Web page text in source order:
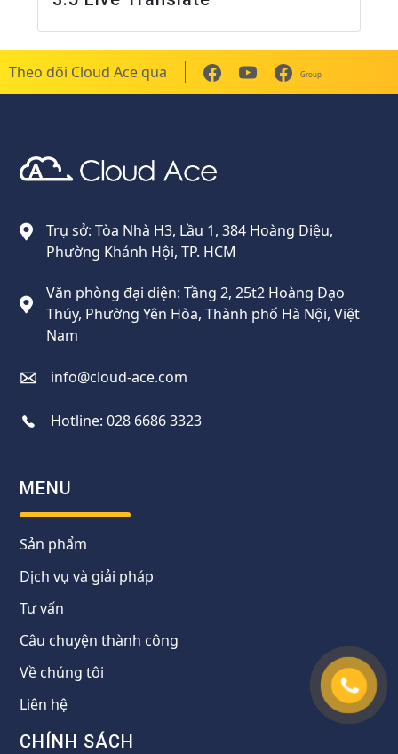
Theo dõi Cloud Ace qua Group
Trụ sở: Tòa Nhà H3, Lầu 1, 384 Hoàng Diệu,
Phường Khánh Hội, TP. HCM
Văn phòng đại diện: Tầng 2, 25t2 Hoàng Đạo
Thúy, Phường Yên Hòa, Thành phố Hà Nội, Việt
Nam
info@cloud-ace.com
Hotline:028 6686 3323
MENU
Sản phẩm
Dịch vụ và giải pháp
Tư vấn
Câu chuyện thành công
Về chúng tôi
Liên hệ
CHÍNH SÁCH